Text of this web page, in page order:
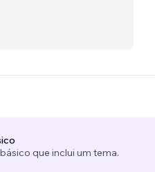
que inclui um tema.